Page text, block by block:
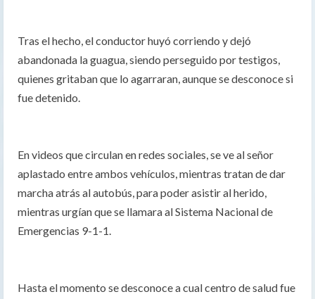
Tras el hecho, el conductor huyó corriendo y dejó
abandonada la guagua, siendo perseguido por testigos,
quienes gritaban que lo agarraran, aunque se desconoce si
fue detenido.
En videos que circulan en redes sociales, se ve al señor
aplastado entre ambos vehículos, mientras tratan de dar
marcha atrás al autobús, para poder asistir al herido,
mientras urgían que se llamara al Sistema Nacional de
Emergencias 9-1-1.
Hasta el momento se desconoce a cual centro de salud fue